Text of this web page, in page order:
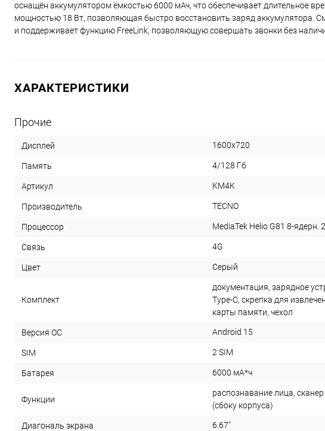
оснащён аккумулятором ёмкостью 6000 мАч, что обеспечивает длительное
мощностью 18 Вт, позволяющая быстро восстановить заряд аккумулятора.
и поддерживает функцию FreeLink, позволяющую совершать звонки без
ХАРАКТЕРИСТИКИ
Прочие
Дисплей 1600x720
Память 4/128 Гб
Артикул KM4K
Производитель TECNO
Процессор MediaTek Helio G81 8-ядерн.
Связь 4G
Цвет Серый
Комплект
документация, зарядное
Type-C, скрепка для
карты памяти, чехол
Версия ОС Android 15
SIM 2 SIM
Батарея 6000 мА*ч
Функции
распознавание лица,
(сбоку корпуса)
Диагональ экрана 6.67"